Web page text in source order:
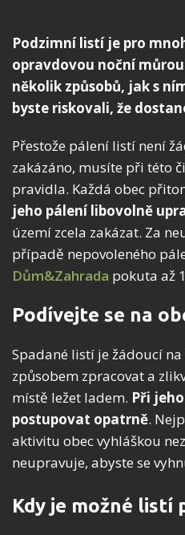
Podzimní listí je pro
opravdovou noční
několik způsobů, jak s
byste riskovali, že
Přestože pálení listí není
zakázáno, musíte při této
pravidla. Každá obec
jeho pálení libovolně
území zcela zakázat. Za
případě nepovoleného
Dům&Zahrada pokuta až
Podívejte se na
Spadané listí je žádoucí
způsobem zpracovat a
místě ležet ladem. Při
postupovat opatrně.
aktivitu obec vyhláškou
neupravuje, abyste se
Kdy je možné listí